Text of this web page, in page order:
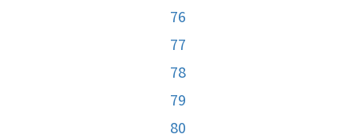
76
77
78
79
80